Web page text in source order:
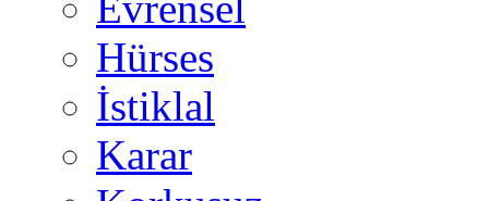
Hürses
İstiklal
Karar